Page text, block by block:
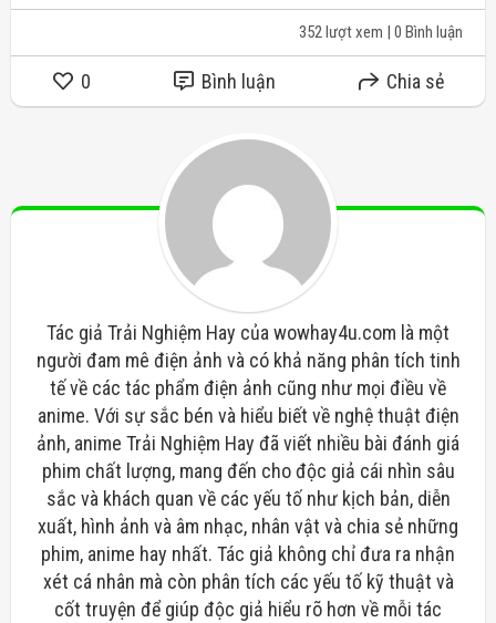
352 lượt xem | 0 Bình luận
0 Bình luận Chia sẻ
Tác giả Trải Nghiệm Hay của wowhay4u.com là một
người đam mê điện ảnh và có khả năng phân tích tinh
tế về các tác phẩm điện ảnh cũng như mọi điều về
anime. Với sự sắc bén và hiểu biết về nghệ thuật điện
ảnh, anime Trải Nghiệm Hay đã viết nhiều bài đánh giá
phim chất lượng, mang đến cho độc giả cái nhìn sâu
sắc và khách quan về các yếu tố như kịch bản, diễn
xuất, hình ảnh và âm nhạc, nhân vật và chia sẻ những
phim, anime hay nhất. Tác giả không chỉ đưa ra nhận
xét cá nhân mà còn phân tích các yếu tố kỹ thuật và
cốt truyện để giúp độc giả hiểu rõ hơn về mỗi tác